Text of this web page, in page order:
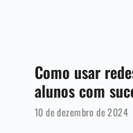
Como usar
alunos com
10 de dezembro de 2024